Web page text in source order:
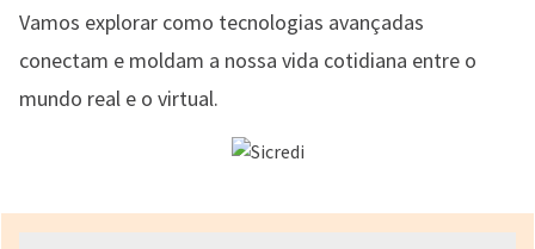
Vamos explorar como tecnologias avançadas
conectam e moldam a nossa vida cotidiana entre o
mundo real e o virtual.